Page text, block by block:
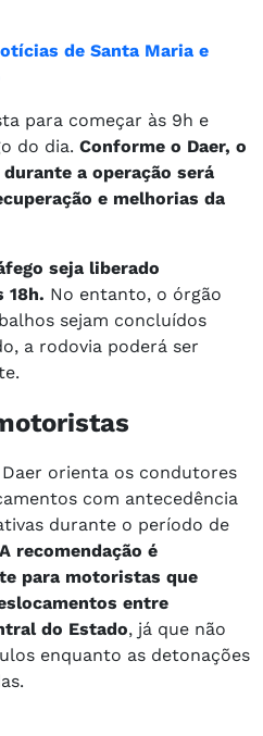
de Santa Maria e
para começar às 9h e
do dia. Conforme o Daer, o
a operação será
e melhorias da
seja liberado
18h. No entanto, o órgão
sejam concluídos
a rodovia poderá ser
orienta os condutores
com antecedência
durante o período de
A recomendação é
para motoristas que
entre
do Estado, já que não
enquanto as detonações